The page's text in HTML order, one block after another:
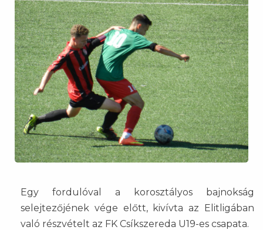
Egy fordulóval a korosztályos bajnokság
selejtezőjének vége előtt, kivívta az Elitligában
való részvételt az FK Csíkszereda U19-es csapata.